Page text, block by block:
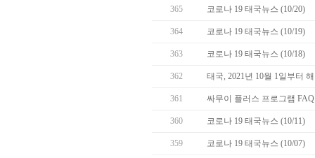
365 코로나 19 태국뉴스 (10/20)
364 코로나 19 태국뉴스 (10/19)
363 코로나 19 태국뉴스 (10/18)
362 태국, 2021년 10월 1일부터
361 싸무이 플러스 프로그램
360 코로나 19 태국뉴스 (10/11)
359 코로나 19 태국뉴스 (10/07)